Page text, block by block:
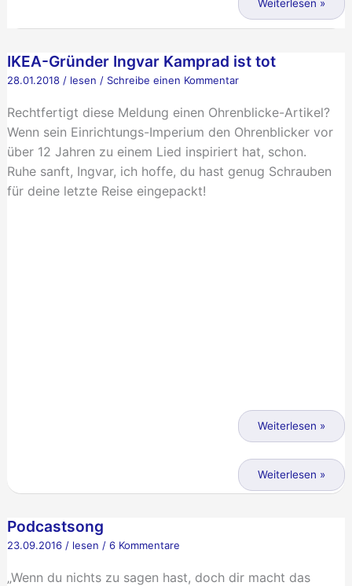
Ohrenblicke-
Website
Weiterlesen »
IKEA-Gründer Ingvar Kamprad ist tot
28.01.2018/ lesen / Schreibe einen Kommentar
Rechtfertigt diese Meldung einen Ohrenblicke-Artikel?
Wenn sein Einrichtungs-Imperium den Ohrenblicker vor
über 12 Jahren zu einem Lied inspiriert hat, schon.
Ruhe sanft, Ingvar, ich hoffe, du hast genug Schrauben
für deine letzte Reise eingepackt!
Weiterlesen »
IKEA-
Gründer
Weiterlesen »
Podcastsong
23.09.2016/ lesen / 6 Kommentare
„Wenn du nichts zu sagen hast, doch dir macht das